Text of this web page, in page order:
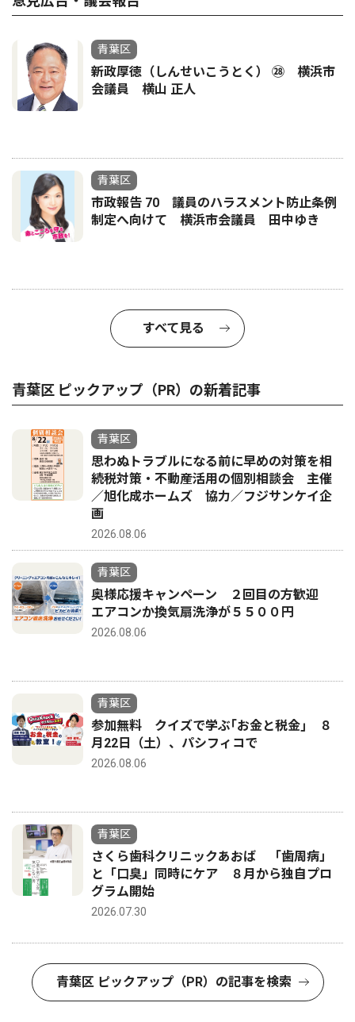
青葉区
新政厚徳（しんせいこうとく） ㉘ 横浜市
会議員 横山 正人
青葉区
市政報告 70 議員のハラスメント防止条例
制定へ向けて 横浜市会議員 田中ゆき
すべて見る
青葉区 ピックアップ（PR）の新着記事
青葉区
思わぬトラブルになる前に早めの対策を相
続税対策・不動産活用の個別相談会 主催
／旭化成ホームズ 協力／フジサンケイ企
画
2026.08.06
青葉区
奥様応援キャンペーン ２回目の方歓迎
エアコンか換気扇洗浄が５５００円
2026.08.06
青葉区
参加無料 クイズで学ぶ｢お金と税金｣ ８
月22日（土）、パシフィコで
2026.08.06
青葉区
さくら歯科クリニックあおば 「歯周病」
と「口臭」同時にケア ８月から独自プロ
グラム開始
2026.07.30
青葉区 ピックアップ（PR）の記事を検索